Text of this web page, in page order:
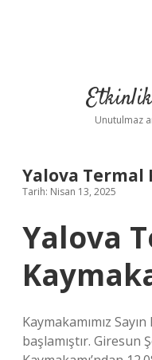
Unutulmaz
Yalova Termal
Tarih: Nisan 13, 2025
Yalova
Kaymakamımız
başlamıştır. Giresun